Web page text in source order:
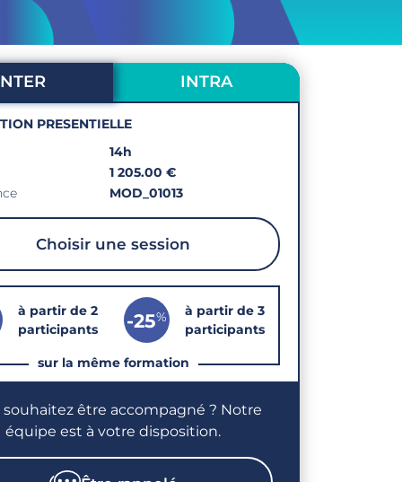
INTRA
PRESENTIELLE
14h
1 205.00 €
MOD_01013
Choisir une session
sur la même formation
à partir de 2
participants
-25%
à partir de 3
participants
souhaitez être accompagné ? Notre
équipe est à votre disposition.